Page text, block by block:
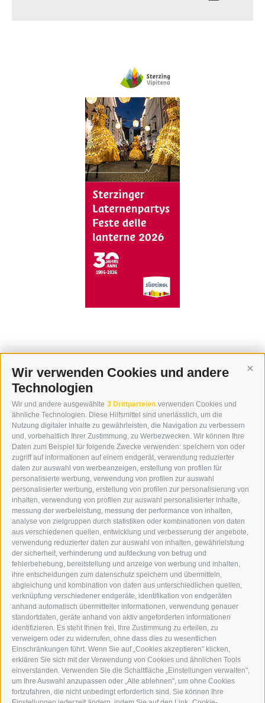
Wir verwenden Cookies und andere
Technologien
Wir und andere ausgewählte 3 Drittparteien verwenden Cookies und
ähnliche Technologien. Diese Hilfsmittel sind unerlässlich, um die
Nutzung digitaler Inhalte zu gewährleisten, die Navigation zu verbessern
und, vorbehaltlich Ihrer Zustimmung, zu Werbezwecken. Wir können Ihre
Daten zum Beispiel für folgende Zwecke verwenden: speichern von oder
zugriff auf informationen auf einem endgerät, verwendung reduzierter
daten zur auswahl von werbeanzeigen, erstellung von profilen für
personalisierte werbung, verwendung von profilen zur auswahl
personalisierter werbung, erstellung von profilen zur personalisierung von
inhalten, verwendung von profilen zur auswahl personalisierter inhalte,
messung der werbeleistung, messung der performance von inhalten,
analyse von zielgruppen durch statistiken oder kombinationen von daten
aus verschiedenen quellen, entwicklung und verbesserung der angebote,
verwendung reduzierter daten zur auswahl von inhalten, gewährleistung
der sicherheit, verhinderung und aufdeckung von betrug und
fehlerbehebung, bereitstellung und anzeige von werbung und inhalten,
ihre entscheidungen zum datenschutz speichern und übermitteln,
abgleichung und kombination von daten aus unterschiedlichen quellen,
verknüpfung verschiedener endgeräte, identifikation von endgeräten
anhand automatisch übermittelter informationen, verwendung genauer
standortdaten, geräte anhand von aktiv angeforderten informationen
identifizieren. Es steht Ihnen frei, Ihre Zustimmung zu erteilen, zu
verweigern oder zu widerrufen, ohne dass dies zu wesentlichen
Einschränkungen führt. Wenn Sie auf „Cookies akzeptieren" klicken,
erklären Sie sich mit der Verwendung von Cookies und ähnlichen Tools
einverstanden. Verwenden Sie die Schaltfläche „Einstellungen verwalten",
um Ihre Auswahl anzupassen oder „Alle ablehnen", um ohne Cookies
fortzufahren, die nicht unbedingt erforderlich sind. Sie können Ihre
KONTAKT
WIPP-MEDIA GMBH
DER ERKER
NEUSTADT 20A
I-39049 STERZING
TEL.: +39 0472 766876
GRAFIK@DERERKER.IT
INFO@DERERKER.IT
BARBARA.FONTANA@DERERKER.IT
DER ERKER
WERBEN IM ERKER
ONLINE-WERBUNG
SEPA-DAUERAUFTRAG
REGELN LESERKOMMENTARE
ONLINE VOTING
SERVICE
VERANSTALTUNGSKALENDER
KLEINANZEIGER
NÜTZLICHE LINKS
WETTER